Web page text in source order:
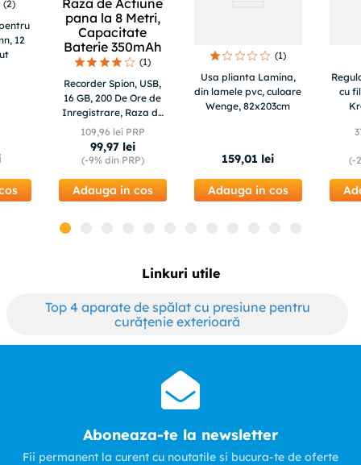
(2)
12
(1)
Recorder Spion, USB,
16 GB, 200 De Ore de
Inregistrare, Raza de
Actiune pana la 8
Metri, Capacitate
Baterie 350mAh
109,96 lei PRP
99,97 lei
(-9%din PRP)
Adauga in cos
(1)
Usa plianta Lamina,
din lamele pvc, culoare
Wenge, 82x203cm
159,01 lei
Adauga in cos
cu
(-
Linkuri utile
Top 4 aparate de spălat cu presiune pentru
curățenie exterioară
Aboneaza-te la newsletter
Fii permanent la curent cu noutatile si bucura-te de oferte